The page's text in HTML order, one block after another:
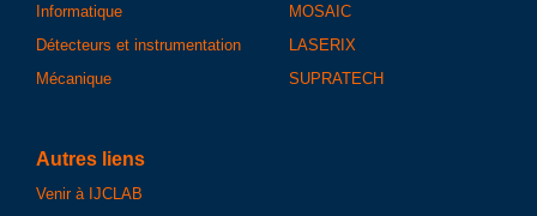
Informatique
Détecteurs et instrumentation
Mécanique
MOSAIC
LASERIX
SUPRATECH
Autres liens
Venir à IJCLAB